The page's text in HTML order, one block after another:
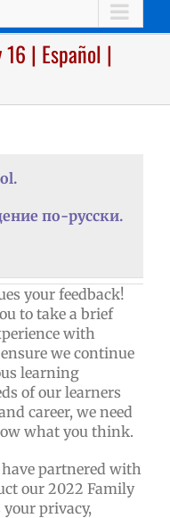
| Español |
по-русски.
your feedback!
to take a brief
with
we continue
learning
of our learners
career, we need
what you think.
partnered with
our 2022 Family
your privacy,